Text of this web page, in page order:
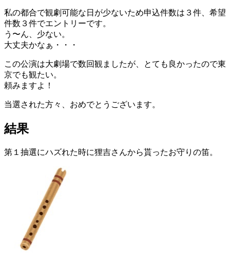
私の都合で観劇可能な日が少ないため申込件数は３件、希望
件数３件でエントリーです。
う〜ん、少ない。
大丈夫かなぁ・・・
この公演は大劇場で数回観ましたが、とても良かったので東
京でも観たい。
頼みますよ！
当選された方々、おめでとうございます。
結果
第１抽選にハズれた時に狸吉さんから貰ったお守りの笛。